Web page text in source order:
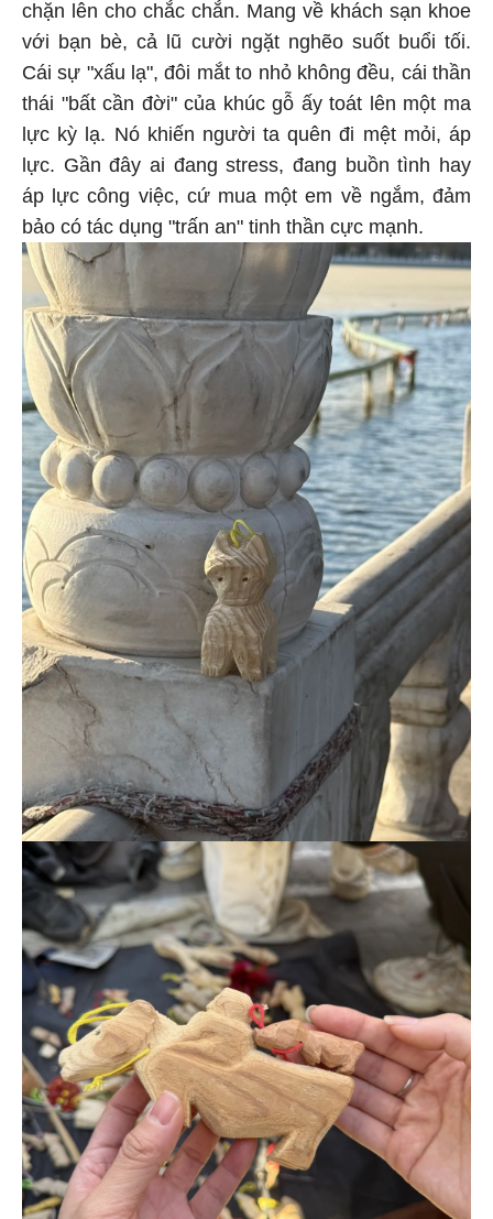
chặn lên cho chắc chắn. Mang về khách sạn khoe
với bạn bè, cả lũ cười ngặt nghẽo suốt buổi tối.
Cái sự "xấu lạ", đôi mắt to nhỏ không đều, cái thần
thái "bất cần đời" của khúc gỗ ấy toát lên một ma
lực kỳ lạ. Nó khiến người ta quên đi mệt mỏi, áp
lực. Gần đây ai đang stress, đang buồn tình hay
áp lực công việc, cứ mua một em về ngắm, đảm
bảo có tác dụng "trấn an" tinh thần cực mạnh.